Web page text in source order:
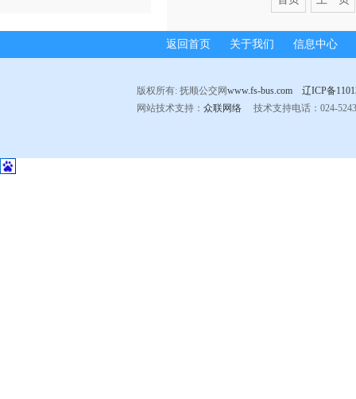
返回首页 关于我们 信息中心
版权所有: 抚顺公交网www.fs-bus.com
辽ICP备
网站技术支持： 众联网络 技术支持电话：024-